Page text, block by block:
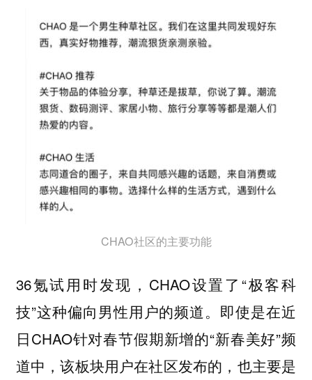
CHAO社区的主要功能
36氪试用时发现，CHAO设置了“极客科
技”这种偏向男性用户的频道。即使是在近
日CHAO针对春节假期新增的“新春美好”频
道中，该板块用户在社区发布的，也主要是